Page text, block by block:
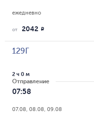
ежедневно
от 2042 R
129Г
Отправление
07:58
2 ч 0 м
07.08, 08.08, 09.08